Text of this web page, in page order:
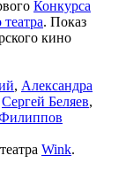
Конкурса
. Показ
кино
, Александра
Сергей Беляев,
Wink.